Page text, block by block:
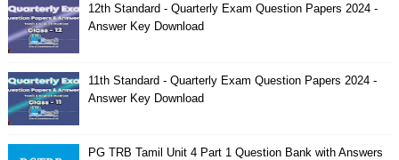
12th Standard - Quarterly Exam Question Papers 2024 -
Answer Key Download
11th Standard - Quarterly Exam Question Papers 2024 -
Answer Key Download
PG TRB Tamil Unit 4 Part 1 Question Bank with Answers